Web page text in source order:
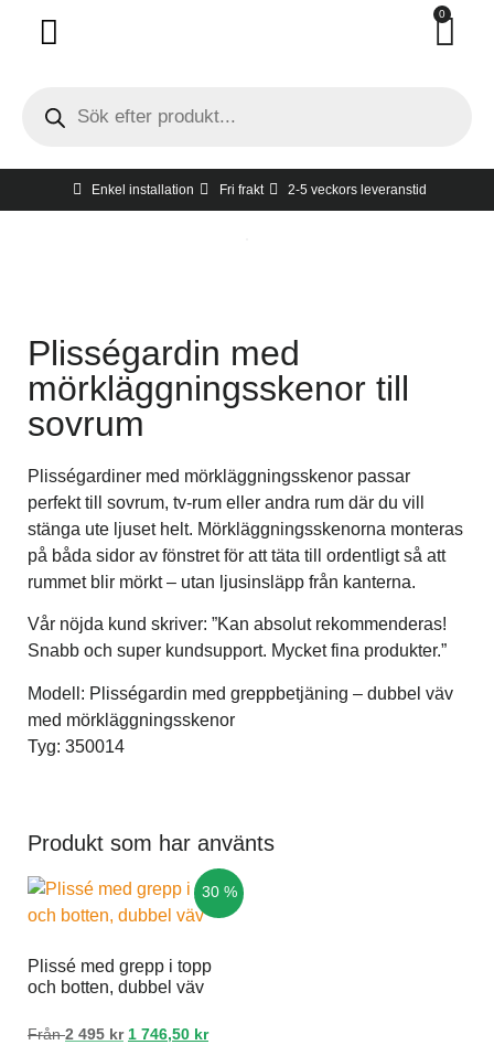
0
Enkel installation Fri frakt 2-5 veckors leveranstid
Plisségardin med
mörkläggningsskenor till
sovrum
Plisségardiner med mörkläggningsskenor passar
perfekt till sovrum, tv-rum eller andra rum där du vill
stänga ute ljuset helt. Mörkläggningsskenorna monteras
på båda sidor av fönstret för att täta till ordentligt så att
rummet blir mörkt – utan ljusinsläpp från kanterna.
Vår nöjda kund skriver: ”Kan absolut rekommenderas!
Snabb och super kundsupport. Mycket fina produkter.”
Modell: Plisségardin med greppbetjäning – dubbel väv
med mörkläggningsskenor
Tyg: 350014
Produkt som har använts
30 %
Plissé med grepp i topp
och botten, dubbel väv
Från 2 495 kr 1 746,50 kr